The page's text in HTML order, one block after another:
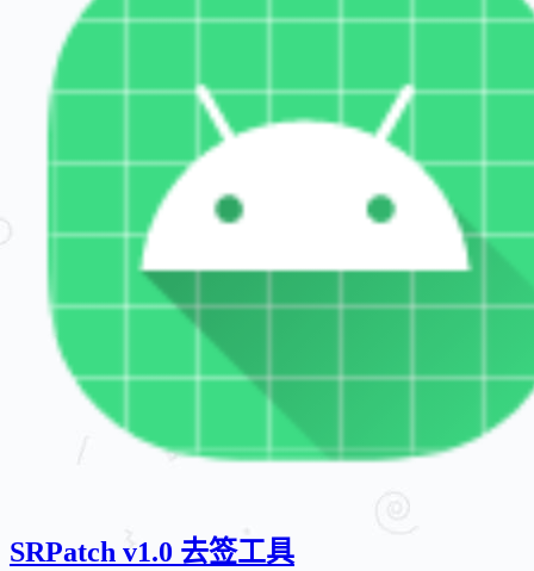
SRPatch v1.0 去签工具